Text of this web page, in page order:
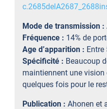
Mode de transmission :
Fréquence : 14% de
Age d’apparition : Entre
Spécificité : Beaucoup
maintiennent une vision
quelques fois pour le
Publication : Ahonen et